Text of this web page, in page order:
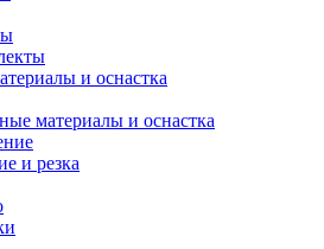
и оснастка
материалы и оснастка
и резка